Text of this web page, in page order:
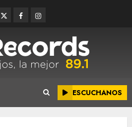
TwitterFacebookInstagram
ESCUCHANOS